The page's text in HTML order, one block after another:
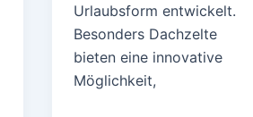
Urlaubsform entwickelt.
Besonders Dachzelte
bieten eine innovative
Möglichkeit,